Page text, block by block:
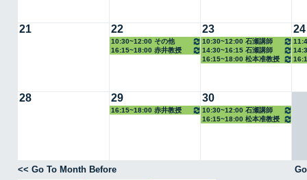
21 22
10:30~12:00 その他
16:15~18:00 赤井教授
23
10:30~12:00 石瀬講師
14:30~16:15 石瀬講師
16:15~18:00 松本准教授
24
28 29
16:15~18:00 赤井教授
30
10:30~12:00 石瀬講師
16:15~18:00 松本准教授
<< Go To Month Before